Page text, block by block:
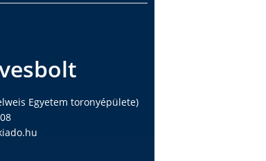
Egyetem toronyépülete)